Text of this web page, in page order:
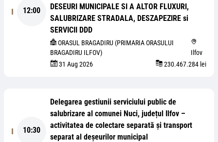
12:00
DESEURI MUNICIPALE SI A ALTOR FLUXURI,
SALUBRIZARE STRADALA, DESZAPEZIRE si
SERVICII DDD
ORASUL BRAGADIRU (PRIMARIA ORASULUI
BRAGADIRU ILFOV)
Ilfov
31 Aug 2026
230.467.284 lei
10:30
Delegarea gestiunii serviciului public de
salubrizare al comunei Nuci, județul Ilfov –
activitatea de colectare separată și transport
separat al deșeurilor municipal